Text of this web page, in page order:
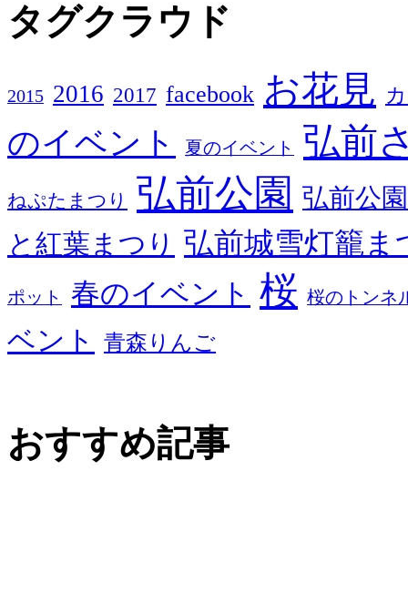
タグクラウド
2015 2016 2017 facebook お花見
のイベント 夏のイベント 弘前
ねぷたまつり 弘前公園 弘前公
と紅葉まつり 弘前城雪灯籠ま
ポット 春のイベント 桜 桜のトンネ
ベント 青森りんご
おすすめ記事